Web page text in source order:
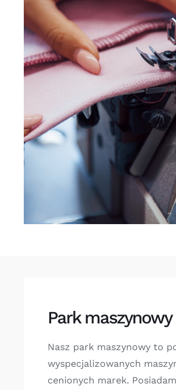
Park maszynowy
Nasz park maszynowy to
wyspecjalizowanych
cenionych marek.